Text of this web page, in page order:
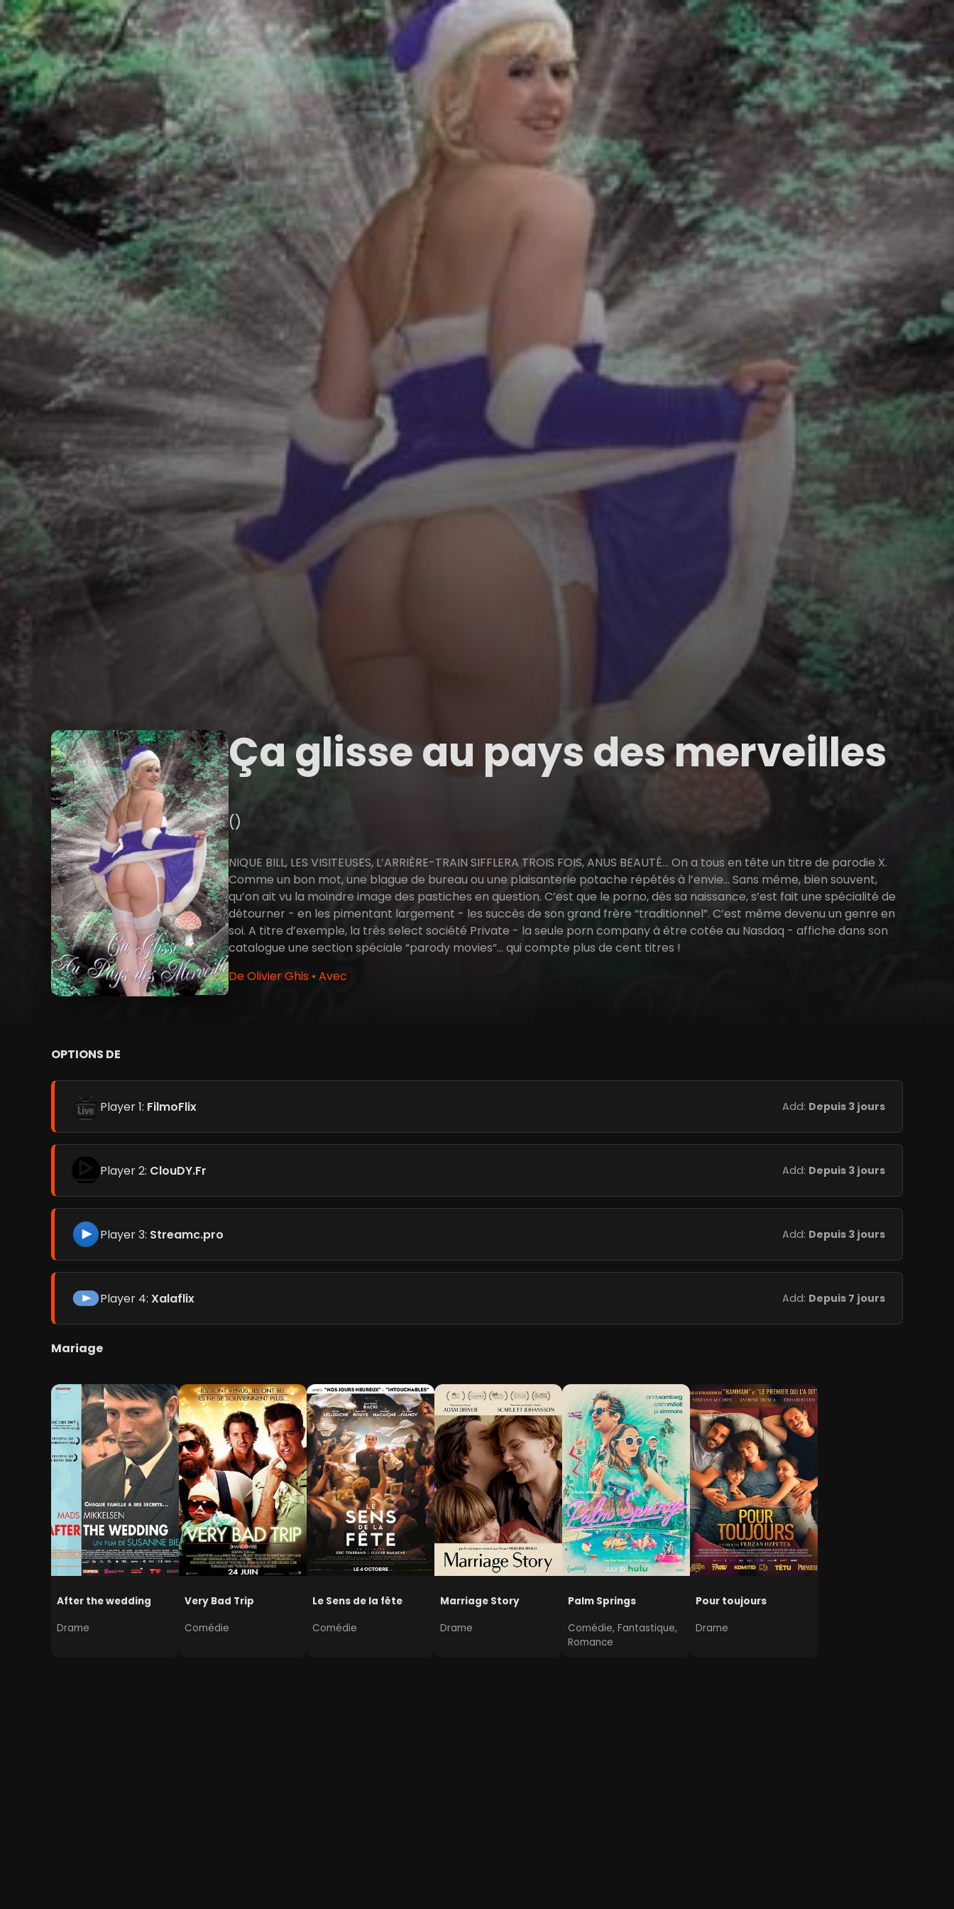
Ça glisse au pays des merveilles
()
NIQUE BILL, LES VISITEUSES, L’ARRIÈRE-TRAIN SIFFLERA TROIS FOIS, ANUS BEAUTÉ… On a tous en tête un titre de parodie X.
Comme un bon mot, une blague de bureau ou une plaisanterie potache répétés à l’envie… Sans même, bien souvent,
qu’on ait vu la moindre image des pastiches en question. C’est que le porno, dès sa naissance, s’est fait une spécialité de
détourner - en les pimentant largement - les succès de son grand frère “traditionnel”. C’est même devenu un genre en
soi. A titre d’exemple, la très select société Private - la seule porn company à être cotée au Nasdaq - affiche dans son
catalogue une section spéciale “parody movies”… qui compte plus de cent titres !
De Olivier Ghis • Avec
OPTIONS DE
Player 1: FilmoFlix Add: Depuis 3 jours
Player 2: ClouDY.Fr Add: Depuis 3 jours
Player 3: Streamc.pro Add: Depuis 3 jours
Player 4: Xalaflix Add: Depuis 7 jours
Mariage
After the wedding
Drame
Very Bad Trip
Comédie
Le Sens de la fête
Comédie
Marriage Story
Drame
Palm Springs
Comédie, Fantastique,
Romance
Pour toujours
Drame